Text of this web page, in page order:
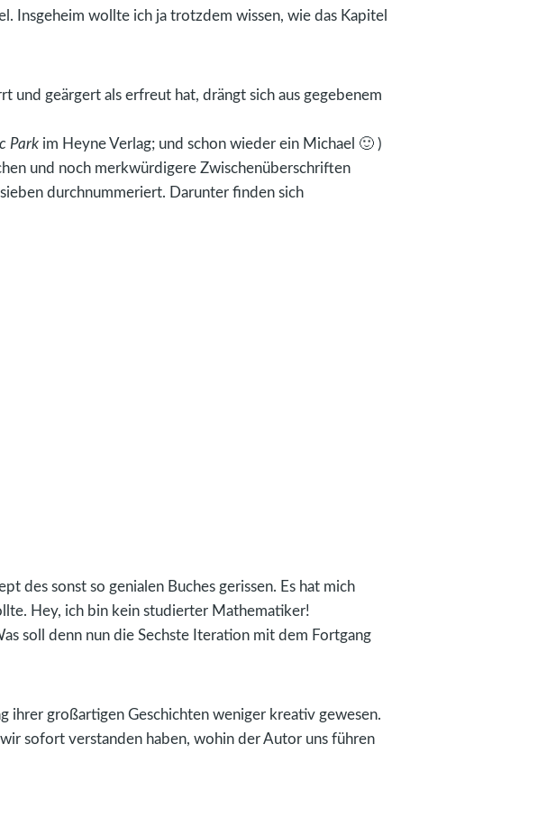
Insgeheim wollte ich ja trotzdem wissen, wie das Kapitel
und geärgert als erfreut hat, drängt sich aus gegebenem
Park im Heyne Verlag; und schon wieder ein Michael 🙂 )
und noch merkwürdigere Zwischenüberschriften
durchnummeriert. Darunter finden sich
des sonst so genialen Buches gerissen. Es hat mich
Hey, ich bin kein studierter Mathematiker!
soll denn nun die Sechste Iteration mit dem Fortgang
ihrer großartigen Geschichten weniger kreativ gewesen.
sofort verstanden haben, wohin der Autor uns führen